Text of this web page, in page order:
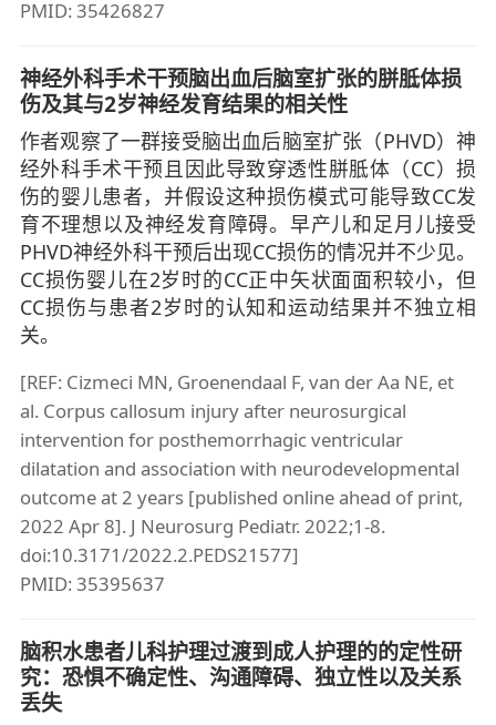
PMID: 35426827
神经外科手术干预脑出血后脑室扩张的胼胝体损
伤及其与2岁神经发育结果的相关性
作者观察了一群接受脑出血后脑室扩张（PHVD）神
经外科手术干预且因此导致穿透性胼胝体（CC）损
伤的婴儿患者，并假设这种损伤模式可能导致CC发
育不理想以及神经发育障碍。早产儿和足月儿接受
PHVD神经外科干预后出现CC损伤的情况并不少见。
CC损伤婴儿在2岁时的CC正中矢状面面积较小，但
CC损伤与患者2岁时的认知和运动结果并不独立相
关。
[REF: Cizmeci MN, Groenendaal F, van der Aa NE, et
al. Corpus callosum injury after neurosurgical
intervention for posthemorrhagic ventricular
dilatation and association with neurodevelopmental
outcome at 2 years [published online ahead of print,
2022 Apr 8]. J Neurosurg Pediatr. 2022;1-8.
doi:10.3171/2022.2.PEDS21577]
PMID: 35395637
脑积水患者儿科护理过渡到成人护理的的定性研
究：恐惧不确定性、沟通障碍、独立性以及关系
丢失